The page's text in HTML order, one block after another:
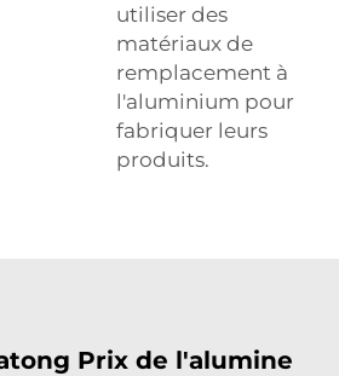
utiliser des
matériaux de
remplacement à
l'aluminium pour
fabriquer leurs
produits.
Prix de l'alumine